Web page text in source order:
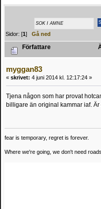
Sidor: [1]Gå ned
Författare
myggan83
« skrivet: 4 juni 2014 kl. 12:17:24 »
Tjena någon som har provat
billigare än original kammar iaf.
fear is temporary, regret is forever.
Where we're going, we don't need